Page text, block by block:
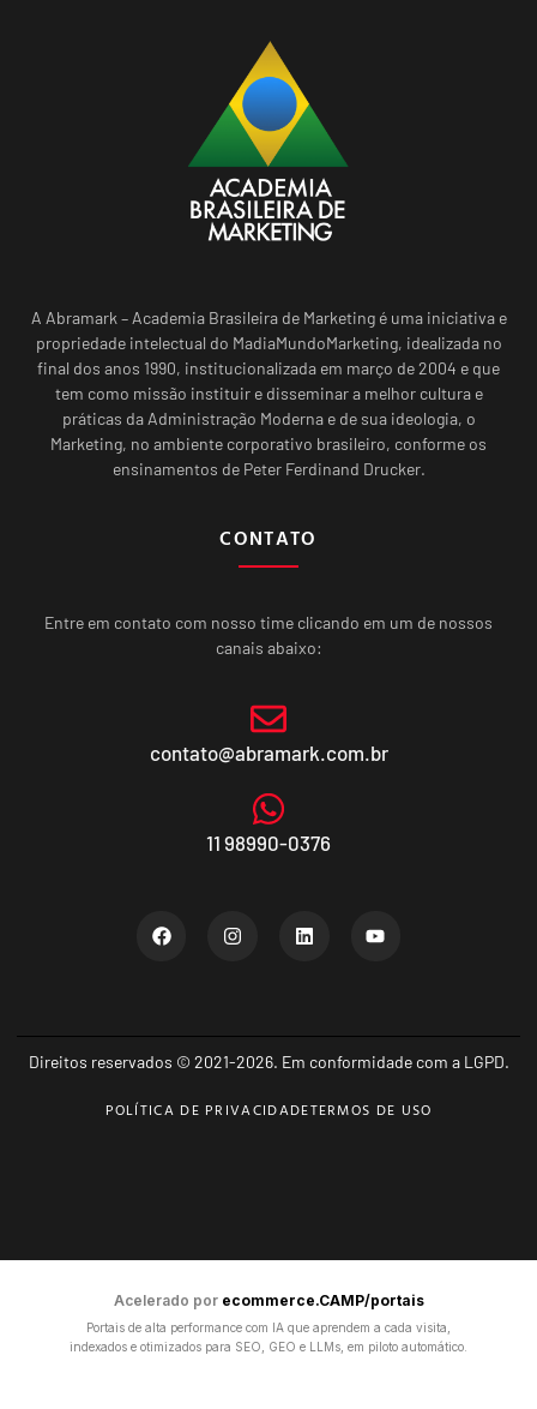
A Abramark – Academia Brasileira de Marketing é uma iniciativa e
propriedade intelectual do MadiaMundoMarketing, idealizada no
final dos anos 1990, institucionalizada em março de 2004 e que
tem como missão instituir e disseminar a melhor cultura e
práticas da Administração Moderna e de sua ideologia, o
Marketing, no ambiente corporativo brasileiro, conforme os
ensinamentos de Peter Ferdinand Drucker.
CONTATO
Entre em contato com nosso time clicando em um de nossos
canais abaixo:
contato@abramark.com.br
11 98990-0376
Direitos reservados © 2021-2026. Em conformidade com a LGPD.
POLÍTICA DE PRIVACIDADETERMOS DE USO
Acelerado por ecommerce.CAMP/portais
Portais de alta performance com IA que aprendem a cada visita,
indexados e otimizados para SEO, GEO e LLMs, em piloto automático.